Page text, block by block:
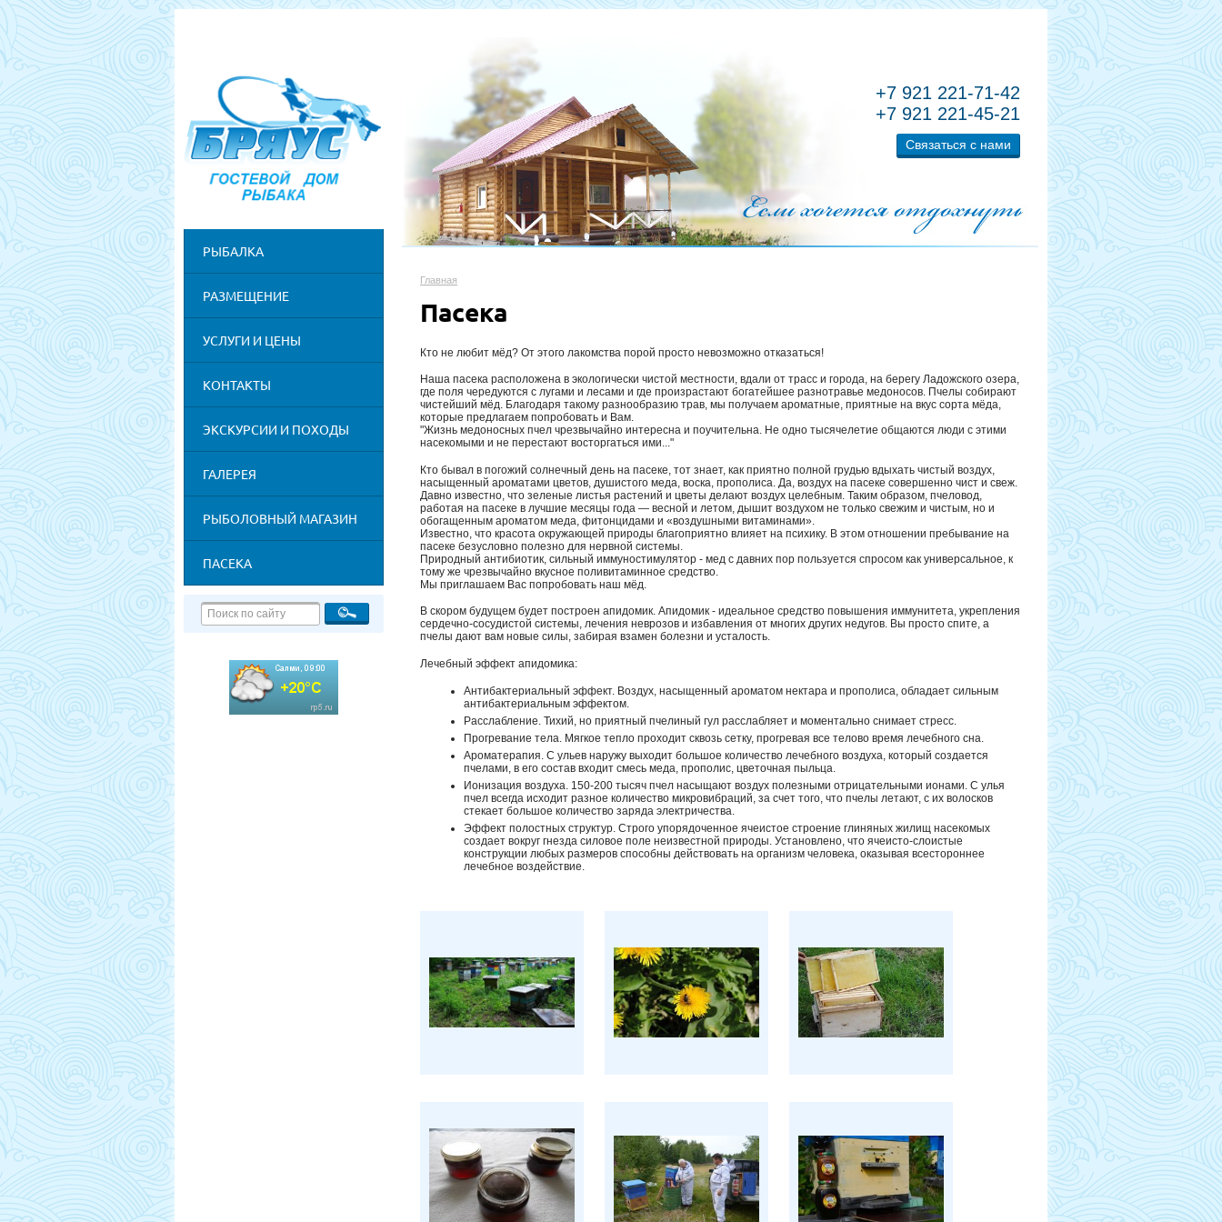
РЫБАЛКА
РАЗМЕЩЕНИЕ
УСЛУГИ И ЦЕНЫ
КОНТАКТЫ
ЭКСКУРСИИ И ПОХОДЫ
ГАЛЕРЕЯ
РЫБОЛОВНЫЙ МАГАЗИН
ПАСЕКА
+7 921 221-71-42
+7 921 221-45-21
Связаться с нами
Главная
Пасека
Кто не любит мёд? От этого лакомства порой просто невозможно отказаться!
Наша пасека расположена в экологически чистой местности, вдали от трасс и города, на берегу Ладожского озера,
где поля чередуются с лугами и лесами и где произрастают богатейшее разнотравье медоносов. Пчелы собирают
чистейший мёд. Благодаря такому разнообразию трав, мы получаем ароматные, приятные на вкус сорта мёда,
которые предлагаем попробовать и Вам.
"Жизнь медоносных пчел чрезвычайно интересна и поучительна. Не одно тысячелетие общаются люди с этими
насекомыми и не перестают восторгаться ими..."
Кто бывал в погожий солнечный день на пасеке, тот знает, как приятно полной грудью вдыхать чистый воздух,
насыщенный ароматами цветов, душистого меда, воска, прополиса. Да, воздух на пасеке совершенно чист и свеж.
Давно известно, что зеленые листья растений и цветы делают воздух целебным. Таким образом, пчеловод,
работая на пасеке в лучшие месяцы года — весной и летом, дышит воздухом не только свежим и чистым, но и
обогащенным ароматом меда, фитонцидами и «воздушными витаминами».
Известно, что красота окружающей природы благоприятно влияет на психику. В этом отношении пребывание на
пасеке безусловно полезно для нервной системы.
Природный антибиотик, сильный иммуностимулятор - мед с давних пор пользуется спросом как универсальное, к
тому же чрезвычайно вкусное поливитаминное средство.
Мы приглашаем Вас попробовать наш мёд.
В скором будущем будет построен апидомик. Апидомик - идеальное средство повышения иммунитета, укрепления
сердечно-сосудистой системы, лечения неврозов и избавления от многих других недугов. Вы просто спите, а
пчелы дают вам новые силы, забирая взамен болезни и усталость.
Лечебный эффект апидомика:
Антибактериальный эффект. Воздух, насыщенный ароматом нектара и прополиса, обладает сильным
антибактериальным эффектом.
Расслабление. Тихий, но приятный пчелиный гул расслабляет и моментально снимает стресс.
Прогревание тела. Мягкое тепло проходит сквозь сетку, прогревая все телово время лечебного сна.
Ароматерапия. С ульев наружу выходит большое количество лечебного воздуха, который создается
пчелами, в его состав входит смесь меда, прополис, цветочная пыльца.
Ионизация воздуха. 150-200 тысяч пчел насыщают воздух полезными отрицательными ионами. С улья
пчел всегда исходит разное количество микровибраций, за счет того, что пчелы летают, с их волосков
стекает большое количество заряда электричества.
Эффект полостных структур. Строго упорядоченное ячеистое строение глиняных жилищ насекомых
создает вокруг гнезда силовое поле неизвестной природы. Установлено, что ячеисто-слоистые
конструкции любых размеров способны действовать на организм человека, оказывая всестороннее
лечебное воздействие.